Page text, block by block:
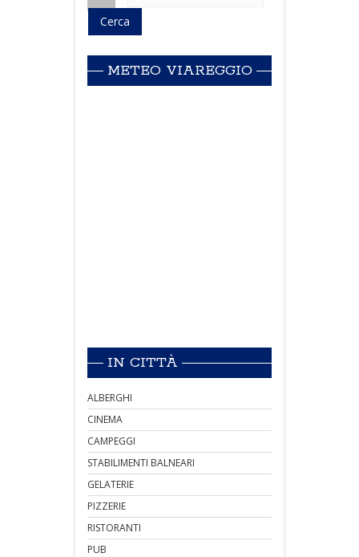
METEO VIAREGGIO
IN CITTÀ
ALBERGHI
CINEMA
CAMPEGGI
STABILIMENTI BALNEARI
GELATERIE
PIZZERIE
RISTORANTI
PUB